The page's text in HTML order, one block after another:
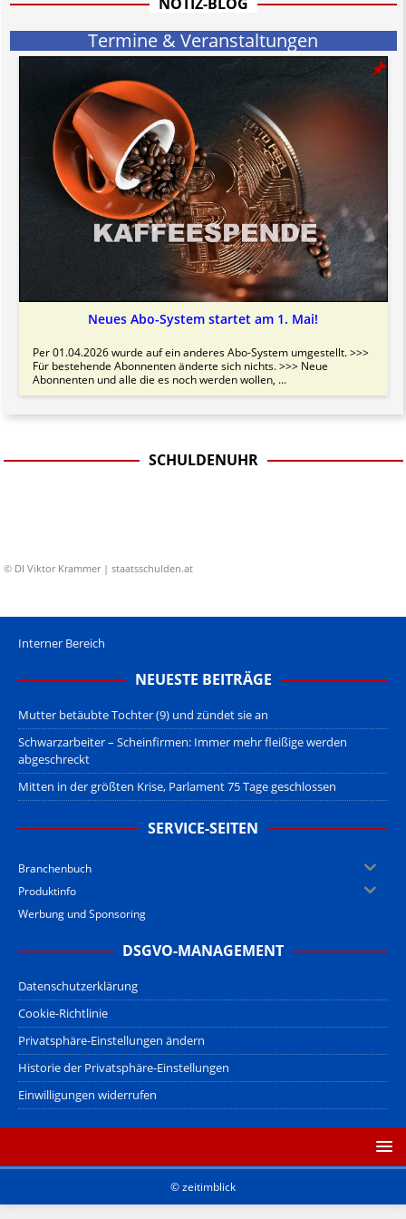
Termine & Veranstaltungen
Neues Abo-System startet am 1. Mai!
Per 01.04.2026 wurde auf ein anderes Abo-System umgestellt. >>>
Für bestehende Abonnenten änderte sich nichts. >>> Neue
Abonnenten und alle die es noch werden wollen, ...
SCHULDENUHR
© DI Viktor Krammer | staatsschulden.at
Interner Bereich
NEUESTE BEITRÄGE
Mutter betäubte Tochter (9) und zündet sie an
Schwarzarbeiter – Scheinfirmen: Immer mehr fleißige werden
abgeschreckt
Mitten in der größten Krise, Parlament 75 Tage geschlossen
SERVICE-SEITEN
Branchenbuch
Produktinfo
Werbung und Sponsoring
DSGVO-MANAGEMENT
Datenschutzerklärung
Cookie-Richtlinie
Privatsphäre-Einstellungen ändern
Historie der Privatsphäre-Einstellungen
Einwilligungen widerrufen
© zeitimblick